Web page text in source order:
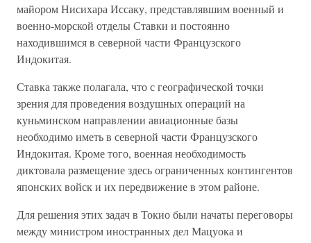
майором Нисихара Иссаку, представлявшим военный и
военно-морской отделы Ставки и постоянно
находившимся в северной части Французского
Индокитая.
Ставка также полагала, что с географической точки
зрения для проведения воздушных операций на
куньминском направлении авиационные базы
необходимо иметь в северной части Французского
Индокитая. Кроме того, военная необходимость
диктовала размещение здесь ограниченных контингентов
японских войск и их передвижение в этом районе.
Для решения этих задач в Токио были начаты переговоры
между министром иностранных дел Мацуока и